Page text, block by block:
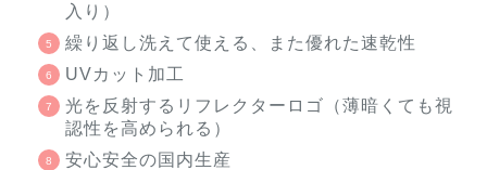
入り）
繰り返し洗えて使える、また優れた速乾性
UVカット加工
光を反射するリフレクターロゴ（薄暗くても視
認性を高められる）
安心安全の国内生産